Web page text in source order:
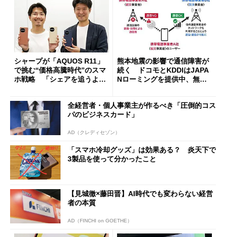
シャープが「AQUOS R11」
で挑む“価格高騰時代”のスマ
ホ戦略 「シェアを追うより
熊本地震の影響で通信障害が
続く ドコモとKDDIはJAPA
Nローミングを提供中、無料
全経営者・個人事業主が作るべき「圧倒的コス
パのビジネスカード」
AD（クレディセゾン）
「スマホ冷却グッズ」は効果ある？ 炎天下で
3製品を使って分かったこと
【見城徹×藤田晋】AI時代でも変わらない経営
者の本質
AD（FINCHI on GOETHE）